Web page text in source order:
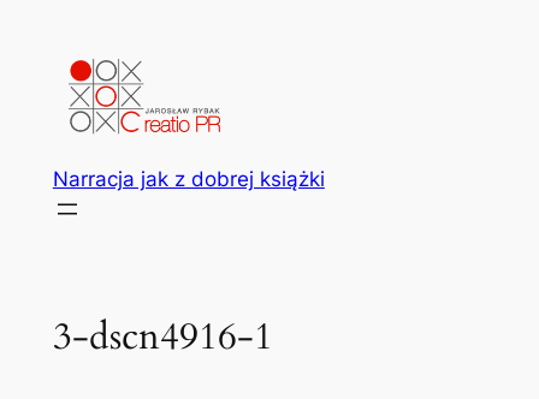
Narracja jak z dobrej książki
3-dscn4916-1